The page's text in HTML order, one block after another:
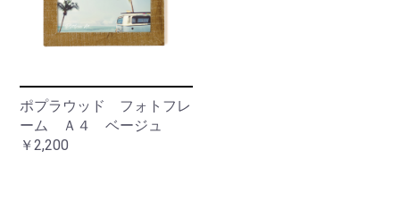
ポプラウッド フォトフレ
ーム Ａ４ ベージュ
￥2,200